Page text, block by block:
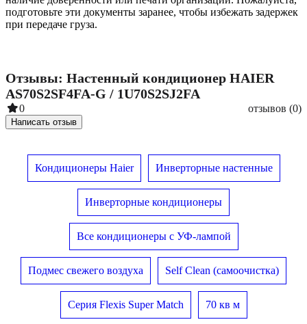
подготовьте эти документы заранее, чтобы избежать задержек
при передаче груза.
Отзывы: Настенный кондиционер HAIER
AS70S2SF4FA-G / 1U70S2SJ2FA
0 отзывов (0)
Написать отзыв
Кондиционеры Haier Инверторные настенные
Инверторные кондиционеры
Все кондиционеры с УФ-лампой
Подмес свежего воздуха Self Clean (самоочистка)
Серия Flexis Super Match 70 кв м